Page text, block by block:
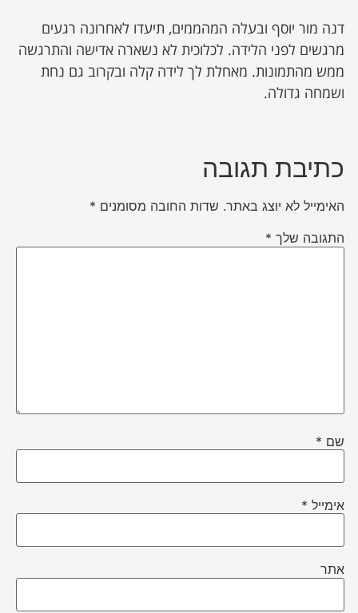
דנה מור יוסף ובעלה המהממים, תיעדו לאחרונה רגעים
מרגשים לפני הלידה. לכלוכית לא נשארה אדישה והתרגשה
ממש מהתמונות. מאחלת לך לידה קלה ובקרוב גם נחת
ושמחה גדולה.
כתיבת תגובה
האימייל לא יוצג באתר. שדות החובה מסומנים *
התגובה שלך *
שם *
אימייל *
אתר